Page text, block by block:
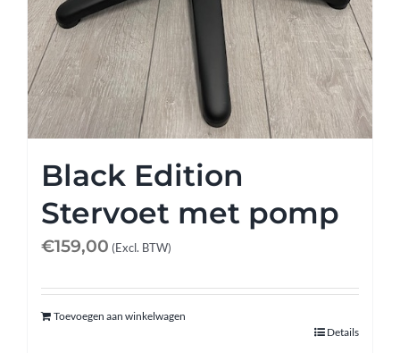
Black Edition
Stervoet met pomp
€159,00 (Excl. BTW)
Toevoegen aan winkelwagen
Details